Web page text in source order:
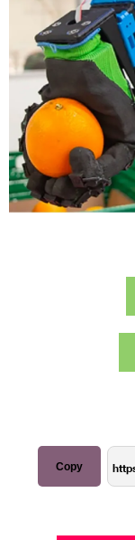
Copy